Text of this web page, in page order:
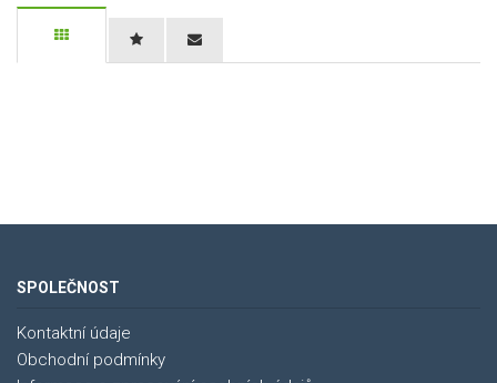
SPOLEČNOST
Kontaktní údaje
Obchodní podmínky